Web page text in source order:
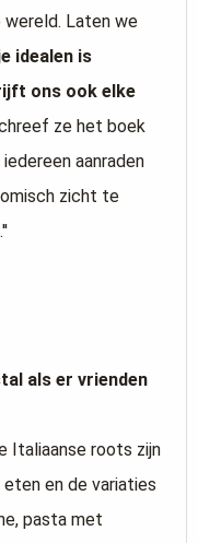
wereld. Laten we
idealen is
ons ook elke
ze het boek
iedereen aanraden
zicht te
als er vrienden
Italiaanse roots zijn
en de variaties
pasta met